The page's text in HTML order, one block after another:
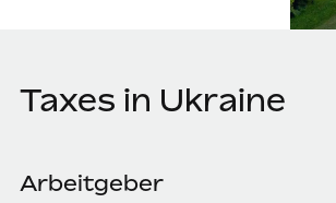
Taxes in Ukraine
Arbeitgeber